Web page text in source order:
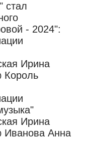
стал
- 2024":
Ирина
Король
Ирина
Иванова Анна